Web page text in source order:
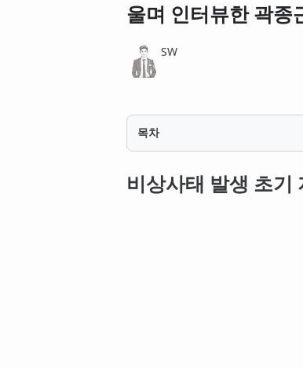
울며 인터뷰한 곽종
SW
목차
비상사태 발생 초기